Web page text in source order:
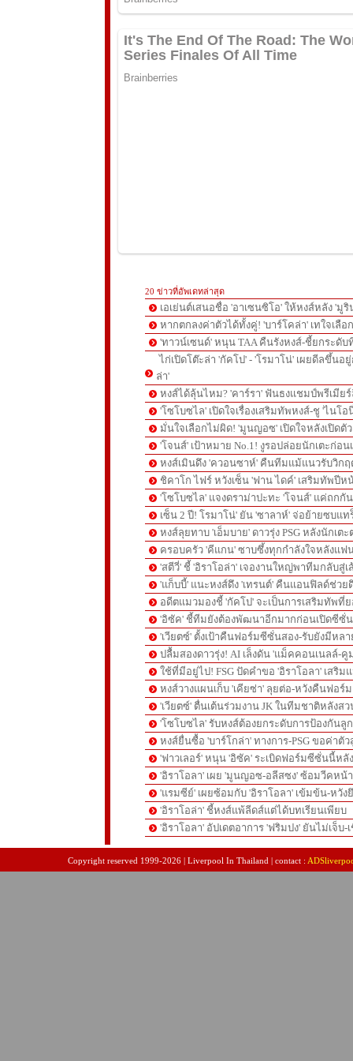
20 ข่าวที่อัพเดทล่าสุด
เอเย่นต์เสนอชื่อ 'อาเซนซิโอ' ให้หงส์หลัง 'มู
หากตกลงค่าตัวได้ทั้งคู่! 'บาร์โคล่า' เทใจเลือ
'ทาวน์เซนด์' หนุน TAA คืนรังหงส์-ชี้ยกระดั
ไก่เปิดโต๊ะล่า 'กัคโป' - 'โรมาโน่' เผยดีลขึ้นอ
ล่า'
หงส์ได้ลุ้นไหม? 'คาร์รา' ฟันธงแชมป์พรีเมีย
'โซโบซไล' เปิดใจเรื่องเสริมทัพหงส์-ชู 'ไนโ
มั่นใจเลือกไม่ผิด! 'มูนญอซ' เปิดใจหลังเปิดตั
'โจนส์' เป้าหมาย No.1! งูรอปล่อยนักเตะก่อ
หงส์เมินดึง 'ควอนซาห์' คืนทีมแม้แนวรับวิก
ชิคาโก ไฟร์ หวังเซ็น 'ฟาน ไดค์' เสริมทัพปีห
'โซโบซไล' แจงดราม่าปะทะ 'โจนส์' แค่ถกกั
เซ็น 2 ปี! โรมาโน่' ยัน 'ซาลาห์' จ่อย้ายซบแ
หงส์ลุยทาบ 'เอ็มบาย' ดาวรุ่ง PSG หลังนักเต
ครอบครัว 'คีแกน' ซาบซึ้งทุกกำลังใจหลังแฟ
'สตีวี่' ชี้ 'อิราโอล่า' เจองานใหญ่พาทีมกลับสู่
'แก็บบี้' แนะหงส์ดึง 'เทรนต์' คืนแอนฟิลด์ช่วย
อดีตแมวมองชี้ 'กัคโป' จะเป็นการเสริมทัพที่
'อิซัค' ชี้ทีมยังต้องพัฒนาอีกมากก่อนเปิดซีซั่
'เวียตซ์' ตั้งเป้าคืนฟอร์มซีซั่นสอง-รับยังมีหล
ปลื้มสองดาวรุ่ง! AI เล็งดัน 'แม็คคอนเนลล์-
ใช้ที่มีอยู่ไป! FSG ปัดคำขอ 'อิราโอลา' เสริม
หงส์วางแผนเก็บ 'เคียซ่า' ลุยต่อ-หวังคืนฟอร์
'เวียตซ์' ตื่นเต้นร่วมงาน JK ในทีมชาติหลังส
'โซโบซไล' รับหงส์ต้องยกระดับการป้องกันลูก
หงส์ยื่นซื้อ 'บาร์โกล่า' ทางการ-PSG ขอค่าตัว
'ฟาวเลอร์' หนุน 'อิซัค' ระเบิดฟอร์มซีซั่นนี้หลั
'อิราโอลา' เผย 'มูนญอซ-อลีสซง' ซ้อมวีคหน้
'แรมซีย์' เผยซ้อมกับ 'อิราโอลา' เข้มข้น-หวั
'อิราโอล่า' ชี้หงส์แพ้ลีดส์แต่ได้บทเรียนเพียบ
'อิราโอลา' อัปเดตอาการ 'ฟริมปง' ยันไม่เจ็บ-
Copyright reserved 1999-2026 | Liverpool In Thailand | contact :